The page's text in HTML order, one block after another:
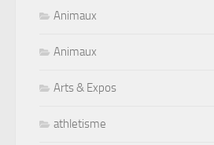
Animaux
Animaux
Arts & Expos
athletisme